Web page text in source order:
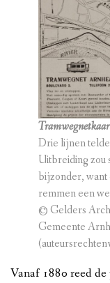
Drie lijnen
Uitbreiding zou
bijzonder, want
remmen een
© Gelders
Gemeente
Vanaf 1880 reed